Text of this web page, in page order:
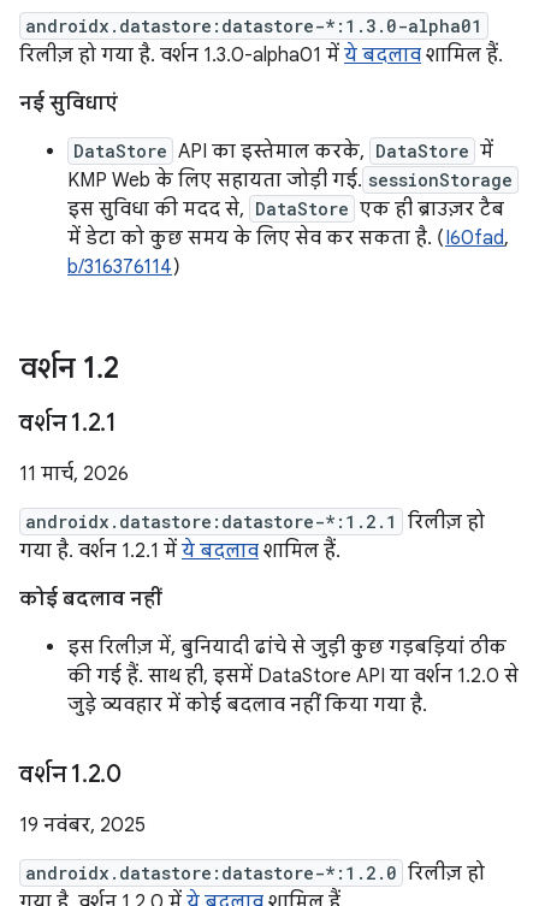
androidx.datastore:datastore-*:1.3.0-alpha01
रिलीज़ हो गया है. वर्शन 1.3.0-alpha01 में ये बदलाव शामिल हैं.
नई सुविधाएं
DataStore API का इस्तेमाल करके, DataStore में
KMP Web के लिए सहायता जोड़ी गई. sessionStorage
इस सुविधा की मदद से, DataStore एक ही ब्राउज़र टैब
में डेटा को कुछ समय के लिए सेव कर सकता है. (I60fad,
b/316376114)
वर्शन 1.2
वर्शन 1.2.1
11 मार्च, 2026
androidx.datastore:datastore-*:1.2.1
रिलीज़ हो
गया है. वर्शन 1.2.1 में ये बदलाव शामिल हैं.
कोई बदलाव नहीं
इस रिलीज़ में, बुनियादी ढांचे से जुड़ी कुछ गड़बड़ियां ठीक
की गई हैं. साथ ही, इसमें DataStore API या वर्शन 1.2.0 से
जुड़े व्यवहार में कोई बदलाव नहीं किया गया है.
वर्शन 1.2.0
19 नवंबर, 2025
androidx.datastore:datastore-*:1.2.0 रिलीज़ हो